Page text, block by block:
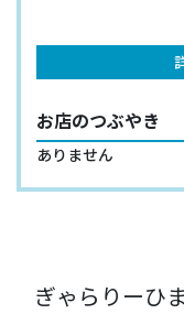
お店のつぶやき
ありません
ぎゃらりーひ